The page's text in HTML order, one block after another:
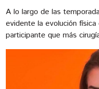
A lo largo de las
evidente la evolución
participante que más